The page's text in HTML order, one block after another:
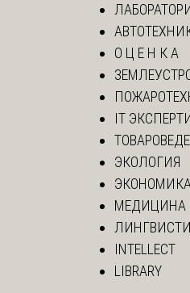
О Ц Е Н К А
IT
ЭКОЛОГИЯ
МЕДИЦИНА
INTELLECT
LIBRARY